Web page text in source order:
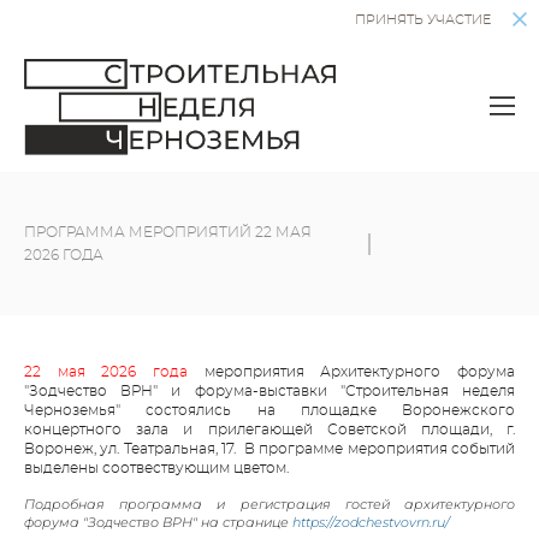
ПРИНЯТЬ УЧАСТИЕ
ПРОГРАММА МЕРОПРИЯТИЙ 22 МАЯ
2026 ГОДА
22 мая 2026 года мероприятия Архитектурного форума
"Зодчество ВРН" и форума-выставки "Строительная неделя
Черноземья" состоялись на площадке Воронежского
концертного зала и прилегающей Советской площади, г.
Воронеж, ул. Театральная, 17. В программе мероприятия событий
выделены соотвествующим цветом.
Подробная программа и регистрация гостей архитектурного
форума "Зодчество ВРН" на странице https://zodchestvovrn.ru/